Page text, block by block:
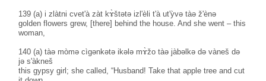
139 (a) i zlàtni cvet'à zàt kɤ̀štətə izl'èli t'à ut'ỳvə tàə ž'ènə
golden flowers grew, [there] behind the house. And she went – this
woman,
140 (a) tàə mòmə cìgənkətə ikələ mɤ̀žo tàə jàbəlkə də vàneš də
jə s'àkneš
this gypsy girl; she called, “Husband! Take that apple tree and cut